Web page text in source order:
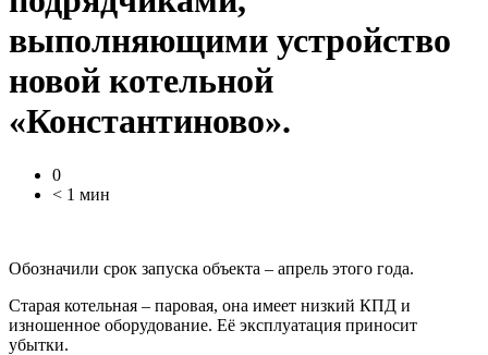
выполняющими устройство
новой котельной
«Константиново».
0
< 1 мин
Обозначили срок запуска объекта – апрель этого года.
Старая котельная – паровая, она имеет низкий КПД и
изношенное оборудование. Её эксплуатация приносит
убытки.